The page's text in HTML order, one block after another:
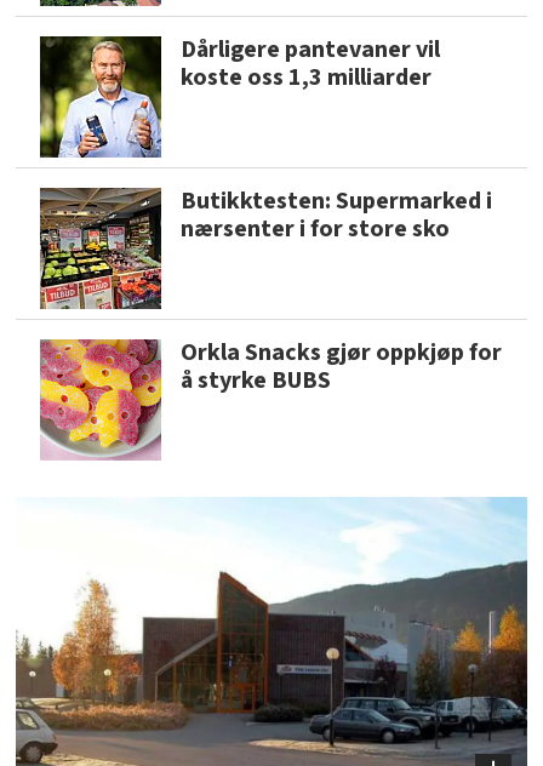
Dårligere pantevaner vil
koste oss 1,3 milliarder
Butikktesten: Supermarked i
nærsenter i for store sko
Orkla Snacks gjør oppkjøp for
å styrke BUBS